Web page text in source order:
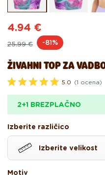
modalnem
oknu
ŽIVAHNI TOP ZA
c
e
n
o
.
o
5.0 (1 ocena)
Redna
25.99 €
Akcijska
4.94 €
-81%
2+1 BREZPLAČNO
Izberite različico
Izberite velikost
Motiv